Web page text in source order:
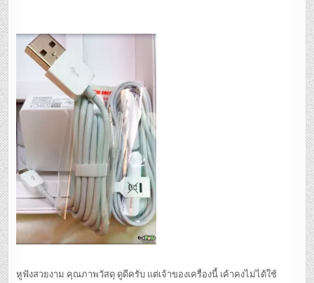
หูฟังสวยงาม คุณภาพวัสดุ ดูดีครับ แต่เจ้าของเครื่องนี้ เค้าคงไม่ได้ใช้